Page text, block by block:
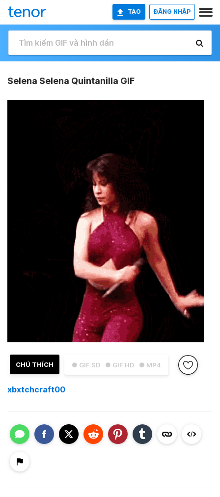
TẠO ĐĂNG NHẬP
Selena Selena Quintanilla GIF
● GIF SD ● GIF HD ● MP4
CHÚ THÍCH
xbxtchcraft00